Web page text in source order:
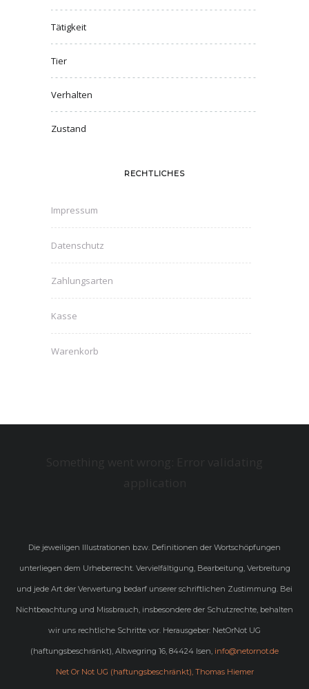
Tätigkeit
Tier
Verhalten
Zustand
RECHTLICHES
Impressum
Datenschutz
Zahlungsarten
Kasse
Warenkorb
Die jeweiligen Illustrationen bzw. Definitionen der Wortschöpfungen
unterliegen dem Urheberrecht. Vervielfältigung, Bearbeitung, Verbreitung
und jede Art der Verwertung bedarf unserer schriftlichen Zustimmung. Bei
Nichtbeachtung und Missbrauch, insbesondere der Schutzrechte, behalten
wir uns rechtliche Schritte vor. Herausgeber: NetOrNot UG
(haftungsbeschränkt), Altwegring 16, 84424 Isen, info@netornot.de
Net Or Not UG (haftungsbeschränkt), Thomas Hiemer